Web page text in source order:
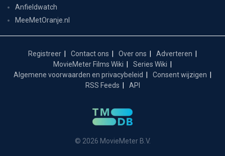
Anfieldwatch
MeeMetOranje.nl
Registreer Contact ons Over ons
Adverteren
MovieMeter Films Wiki
Series Wiki
Algemene voorwaarden en privacybeleid
Consent wijzigen
RSS Feeds
API
© 2026 MovieMeter B.V.